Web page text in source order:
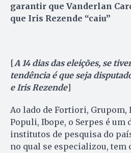
garantir que Vanderlan
que Iris Rezende “caiu”
[A 14 dias das eleições, se
tendência é que seja
e Iris Rezende]
Ao lado de Fortiori, Grupom,
Populi, Ibope, o Serpes é
institutos de pesquisa do
no qual se especializou,